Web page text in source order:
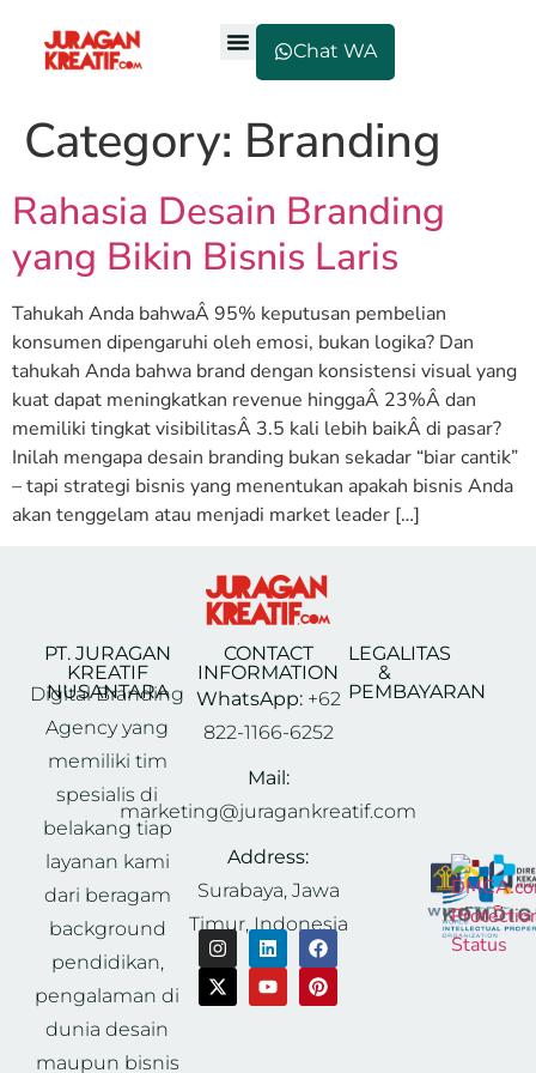
Chat WA
Category: Branding
Rahasia Desain Branding
yang Bikin Bisnis Laris
Tahukah Anda bahwaÂ 95% keputusan pembelian
konsumen dipengaruhi oleh emosi, bukan logika? Dan
tahukah Anda bahwa brand dengan konsistensi visual yang
kuat dapat meningkatkan revenue hinggaÂ 23%Â dan
memiliki tingkat visibilitasÂ 3.5 kali lebih baikÂ di pasar?
Inilah mengapa desain branding bukan sekadar “biar cantik”
– tapi strategi bisnis yang menentukan apakah bisnis Anda
akan tenggelam atau menjadi market leader […]
PT. JURAGAN
KREATIF
NUSANTARA
Digital Branding
Agency yang
memiliki tim
spesialis di
belakang tiap
layanan kami
dari beragam
background
pendidikan,
pengalaman di
dunia desain
maupun bisnis
CONTACT
INFORMATION
WhatsApp:+62
822-1166-6252
Mail:
marketing@juragankreatif.com
Address:
Surabaya, Jawa
Timur, Indonesia
LEGALITAS
&
PEMBAYARAN